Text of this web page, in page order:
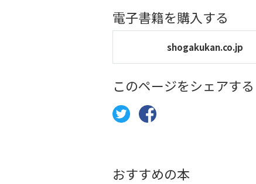
電子書籍を購入する
shogakukan.co.jp
このページをシェアする
おすすめの本